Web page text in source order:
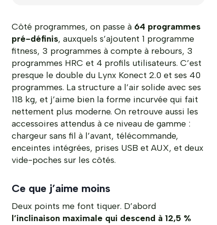
Côté programmes, on passe à 64 programmes
pré-définis, auxquels s’ajoutent 1 programme
fitness, 3 programmes à compte à rebours, 3
programmes HRC et 4 profils utilisateurs. C’est
presque le double du Lynx Konect 2.0 et ses 40
programmes. La structure a l’air solide avec ses
118 kg, et j’aime bien la forme incurvée qui fait
nettement plus moderne. On retrouve aussi les
accessoires attendus à ce niveau de gamme :
chargeur sans fil à l’avant, télécommande,
enceintes intégrées, prises USB et AUX, et deux
vide-poches sur les côtés.
Ce que j’aime moins
Deux points me font tiquer. D’abord
l’inclinaison maximale qui descend à 12,5 %